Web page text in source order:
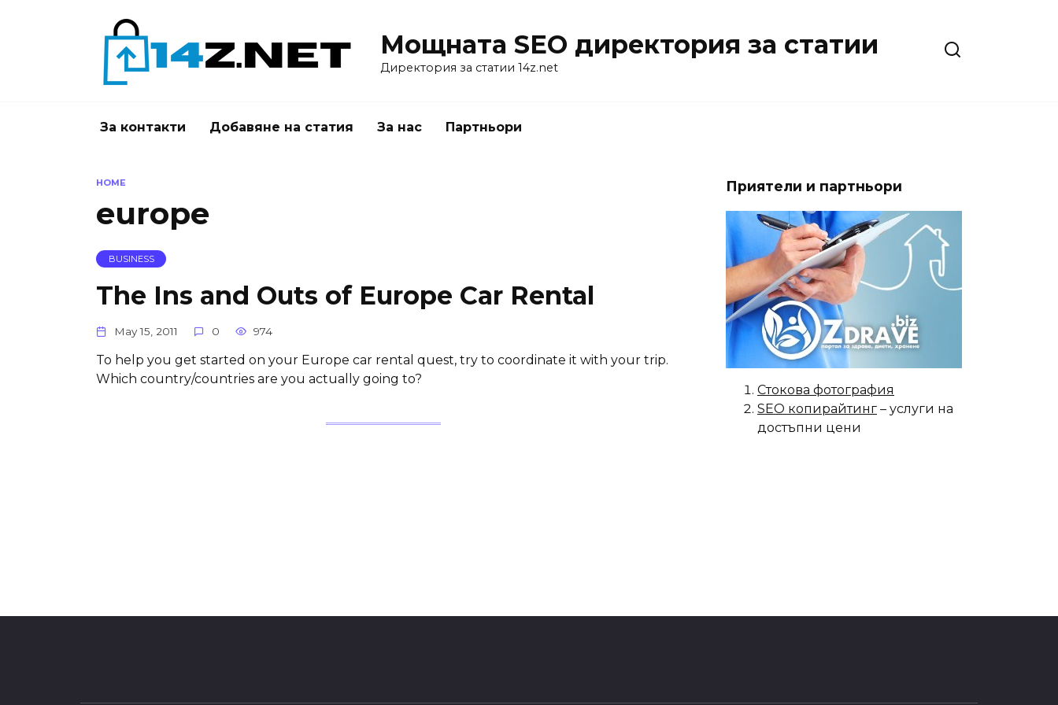
Мощната SEO директория за статии
Директория за статии 14z.net
За контакти Добавяне на статия За нас Партньори
HOME
europe
BUSINESS
The Ins and Outs of Europe Car Rental
May 15, 2011 0 974
To help you get started on your Europe car rental quest, try to coordinate it with your trip.
Which country/countries are you actually going to?
Приятели и партньори
Стокова фотография
SEO копирайтинг – услуги на
достъпни цени